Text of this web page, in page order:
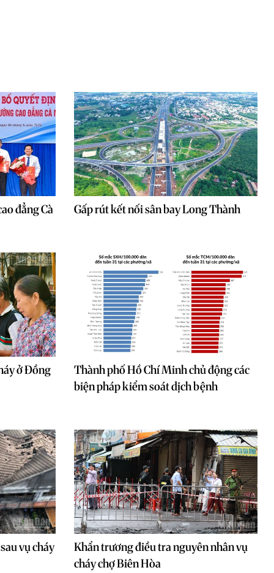
đẳng Cà Gấp rút kết nối sân bay Long Thành
ở Đồng
Thành phố Hồ Chí Minh chủ động các
biện pháp kiểm soát dịch bệnh
vụ cháy
Khẩn trương điều tra nguyên nhân vụ
cháy chợ Biên Hòa